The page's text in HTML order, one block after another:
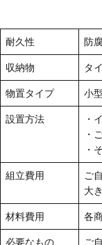
耐久性 防
収納物 タ
物置タイプ 小
設置方法
・
・
・
組立費用
ご
大
材料費用 各
必要なもの ご